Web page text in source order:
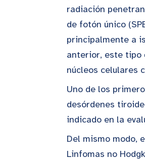
radiación
de fotón único
principalmente a
anterior, este tipo
núcleos celulares
Uno de los
desórdenes
indicado en la
Del mismo modo,
Linfomas no